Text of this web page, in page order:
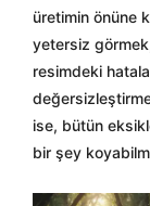
üretimin önüne
yetersiz
resimdeki
ise, bütün
bir şey